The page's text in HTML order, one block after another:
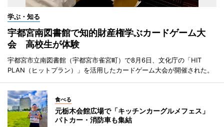
学ぶ・知る
宇都宮南図書館で知的財産権学ぶカードゲーム大
会 高校生が体験
宇都宮市立南図書館（宇都宮市雀宮町）で8月6日、文化庁の「HIT
PLAN（ヒットプラン）」を活用したカードゲーム大会が開催された。
食べる
元栃木会館広場で「キッチンカーグルメフェス」
パトカー・消防車も集結